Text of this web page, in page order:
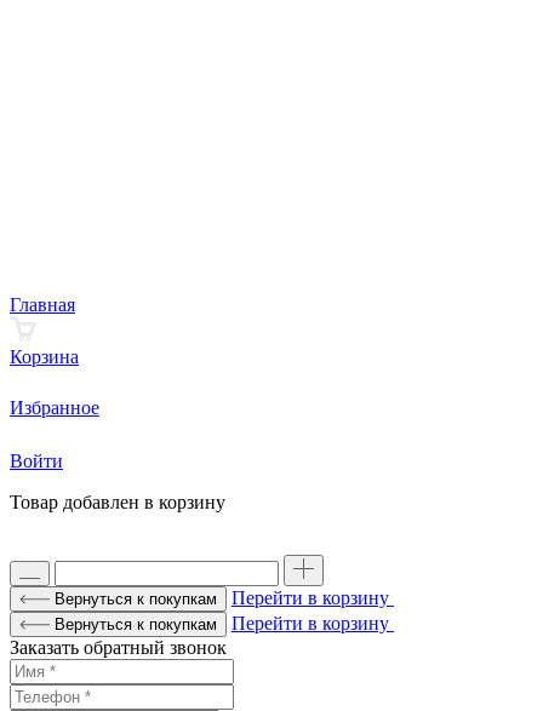
Главная
Корзина
Избранное
Войти
Товар добавлен в корзину
Вернуться к покупкам Перейти в корзину
Вернуться к покупкам
Перейти в корзину
Заказать обратный звонок